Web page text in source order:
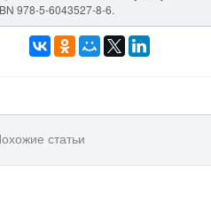
978-5-6043527-8-6.
статьи